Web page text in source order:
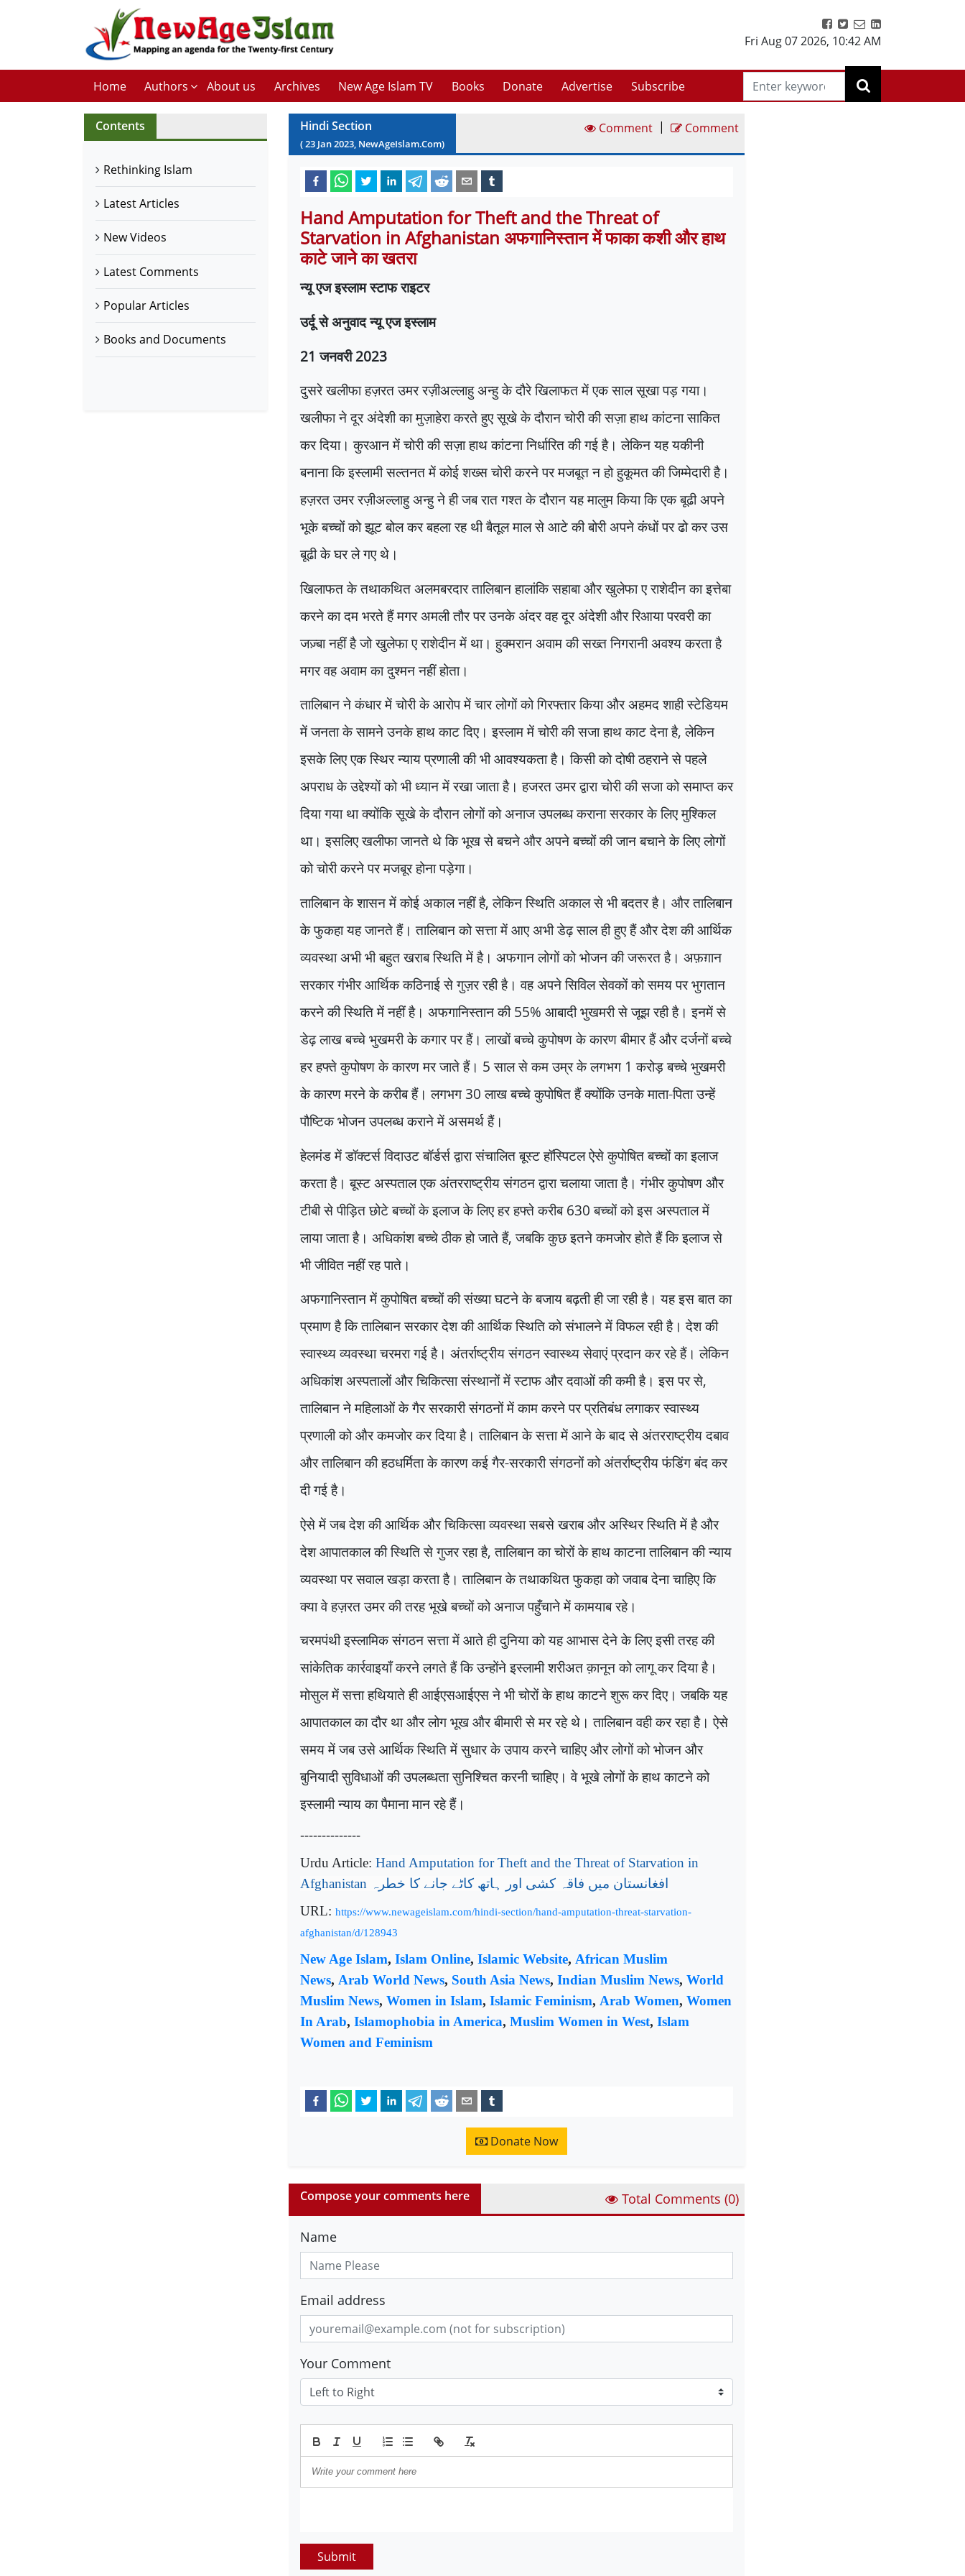
Fri Aug 07 2026, 10:42 AM
Home Authors About us Archives New Age Islam TV Books Donate Advertise Subscribe
Contents
Rethinking Islam
Latest Articles
New Videos
Latest Comments
Popular Articles
Books and Documents
Hindi Section
(23 Jan2023, NewAgeIslam.Com)
Comment | Comment
Hand Amputation for Theft and the Threat of
Starvation in Afghanistan अफगानिस्तान में फाका कशी और हाथ
काटे जाने का खतरा
न्यू एज इस्लाम स्टाफ राइटर
उर्दू से अनुवाद न्यू एज इस्लाम
21 जनवरी2023
दुसरे खलीफा हज़रत उमर रज़ीअल्लाहु अन्हु के दौरे खिलाफत में एक साल सूखा पड़ गया।
खलीफा ने दूर अंदेशी का मुज़ाहेरा करते हुए सूखे के दौरान चोरी की सज़ा हाथ कांटना साकित
कर दिया। कुरआन में चोरी की सज़ा हाथ कांटना निर्धारित की गई है। लेकिन यह यकीनी
बनाना कि इस्लामी सल्तनत में कोई शख्स चोरी करने पर मजबूत न हो हुकूमत की जिम्मेदारी है।
हज़रत उमर रज़ीअल्लाहु अन्हु ने ही जब रात गश्त के दौरान यह मालुम किया कि एक बूढी अपने
भूके बच्चों को झूट बोल कर बहला रह थी बैतूल माल से आटे की बोरी अपने कंधों पर ढो कर उस
बूढी के घर ले गए थे।
खिलाफत के तथाकथित अलमबरदार तालिबान हालांकि सहाबा और खुलेफा ए राशेदीन का इत्तेबा
करने का दम भरते हैं मगर अमली तौर पर उनके अंदर वह दूर अंदेशी और रिआया परवरी का
जज़्बा नहीं है जो खुलेफा ए राशेदीन में था। हुक्मरान अवाम की सख्त निगरानी अवश्य करता है
मगर वह अवाम का दुश्मन नहीं होता।
तालिबान ने कंधार में चोरी के आरोप में चार लोगों को गिरफ्तार किया और अहमद शाही स्टेडियम
में जनता के सामने उनके हाथ काट दिए। इस्लाम में चोरी की सजा हाथ काट देना है,लेकिन
इसके लिए एक स्थिर न्याय प्रणाली की भी आवश्यकता है। किसी को दोषी ठहराने से पहले
अपराध के उद्देश्यों को भी ध्यान में रखा जाता है। हजरत उमर द्वारा चोरी की सजा को समाप्त कर
दिया गया था क्योंकि सूखे के दौरान लोगों को अनाज उपलब्ध कराना सरकार के लिए मुश्किल
था। इसलिए खलीफा जानते थे कि भूख से बचने और अपने बच्चों की जान बचाने के लिए लोगों
को चोरी करने पर मजबूर होना पड़ेगा।
तालिबान के शासन में कोई अकाल नहीं है,लेकिन स्थिति अकाल से भी बदतर है। और तालिबान
के फुकहा यह जानते हैं। तालिबान को सत्ता में आए अभी डेढ़ साल ही हुए हैं और देश की आर्थिक
व्यवस्था अभी भी बहुत खराब स्थिति में है। अफगान लोगों को भोजन की जरूरत है। अफ़ग़ान
सरकार गंभीर आर्थिक कठिनाई से गुज़र रही है। वह अपने सिविल सेवकों को समय पर भुगतान
करने की स्थिति में नहीं है। अफगानिस्तान की55% आबादी भुखमरी से जूझ रही है। इनमें से
डेढ़ लाख बच्चे भुखमरी के कगार पर हैं। लाखों बच्चे कुपोषण के कारण बीमार हैं और दर्जनों बच्चे
हर हफ्ते कुपोषण के कारण मर जाते हैं। 5साल से कम उम्र के लगभग 1 करोड़ बच्चे भुखमरी
के कारण मरने के करीब हैं। लगभग30लाख बच्चे कुपोषित हैं क्योंकि उनके माता-पिता उन्हें
पौष्टिक भोजन उपलब्ध कराने में असमर्थ हैं।
हेलमंड में डॉक्टर्स विदाउट बॉर्डर्स द्वारा संचालित बूस्ट हॉस्पिटल ऐसे कुपोषित बच्चों का इलाज
करता है। बूस्ट अस्पताल एक अंतरराष्ट्रीय संगठन द्वारा चलाया जाता है। गंभीर कुपोषण और
टीबी से पीड़ित छोटे बच्चों के इलाज के लिए हर हफ्ते करीब630बच्चों को इस अस्पताल में
लाया जाता है। अधिकांश बच्चे ठीक हो जाते हैं,जबकि कुछ इतने कमजोर होते हैं कि इलाज से
भी जीवित नहीं रह पाते।
अफगानिस्तान में कुपोषित बच्चों की संख्या घटने के बजाय बढ़ती ही जा रही है। यह इस बात का
प्रमाण है कि तालिबान सरकार देश की आर्थिक स्थिति को संभालने में विफल रही है। देश की
स्वास्थ्य व्यवस्था चरमरा गई है। अंतर्राष्ट्रीय संगठन स्वास्थ्य सेवाएं प्रदान कर रहे हैं। लेकिन
अधिकांश अस्पतालों और चिकित्सा संस्थानों में स्टाफ और दवाओं की कमी है। इस पर से,
तालिबान ने महिलाओं के गैर सरकारी संगठनों में काम करने पर प्रतिबंध लगाकर स्वास्थ्य
प्रणाली को और कमजोर कर दिया है। तालिबान के सत्ता में आने के बाद से अंतरराष्ट्रीय दबाव
और तालिबान की हठधर्मिता के कारण कई गैर-सरकारी संगठनों को अंतर्राष्ट्रीय फंडिंग बंद कर
दी गई है।
ऐसे में जब देश की आर्थिक और चिकित्सा व्यवस्था सबसे खराब और अस्थिर स्थिति में है और
देश आपातकाल की स्थिति से गुजर रहा है,तालिबान का चोरों के हाथ काटना तालिबान की न्याय
व्यवस्था पर सवाल खड़ा करता है। तालिबान के तथाकथित फुकहा को जवाब देना चाहिए कि
क्या वे हज़रत उमर की तरह भूखे बच्चों को अनाज पहुँचाने में कामयाब रहे।
चरमपंथी इस्लामिक संगठन सत्ता में आते ही दुनिया को यह आभास देने के लिए इसी तरह की
सांकेतिक कार्रवाइयाँ करने लगते हैं कि उन्होंने इस्लामी शरीअत क़ानून को लागू कर दिया है।
मोसुल में सत्ता हथियाते ही आईएसआईएस ने भी चोरों के हाथ काटने शुरू कर दिए। जबकि यह
आपातकाल का दौर था और लोग भूख और बीमारी से मर रहे थे। तालिबान वही कर रहा है। ऐसे
समय में जब उसे आर्थिक स्थिति में सुधार के उपाय करने चाहिए और लोगों को भोजन और
बुनियादी सुविधाओं की उपलब्धता सुनिश्चित करनी चाहिए। वे भूखे लोगों के हाथ काटने को
इस्लामी न्याय का पैमाना मान रहे हैं।
--------------
Urdu Article: Hand Amputation for Theft and the Threat of Starvation in
Afghanistan
افغانستان میں فاقہ کشی اور ہاتھ کاٹے جانے کا خطرہ
URL: https://www.newageislam.com/hindi-section/hand-amputation-threat-starvation-
afghanistan/d/128943
New Age Islam, Islam Online, Islamic Website, African Muslim
News, Arab World News, South Asia News, Indian Muslim News, World
Muslim News, Women in Islam, Islamic Feminism, Arab Women, Women
In Arab, Islamophobia in America, Muslim Women in West, Islam
Women and Feminism
Donate Now
Compose your comments here Total Comments (0)
Name
Email address
Your Comment
Submit